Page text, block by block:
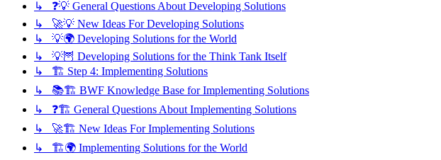
↳ ❓💡 General Questions About Developing Solutions
↳ 🚀💡 New Ideas For Developing Solutions
↳ 💡🌍 Developing Solutions for the World
↳ 💡🦉 Developing Solutions for the Think Tank Itself
↳ 🏗️ Step 4: Implementing Solutions
↳ 📚🏗️ BWF Knowledge Base for Implementing Solutions
↳ ❓🏗️ General Questions About Implementing Solutions
↳ 🚀🏗️ New Ideas For Implementing Solutions
↳ 🏗️🌍 Implementing Solutions for the World